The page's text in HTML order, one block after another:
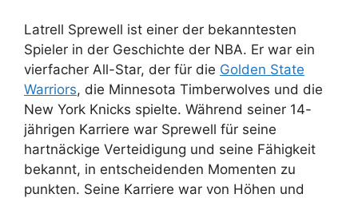
Latrell Sprewell ist einer der bekanntesten
Spieler in der Geschichte der NBA. Er war ein
vierfacher All-Star, der für die Golden State
Warriors, die Minnesota Timberwolves und die
New York Knicks spielte. Während seiner 14-
jährigen Karriere war Sprewell für seine
hartnäckige Verteidigung und seine Fähigkeit
bekannt, in entscheidenden Momenten zu
punkten. Seine Karriere war von Höhen und